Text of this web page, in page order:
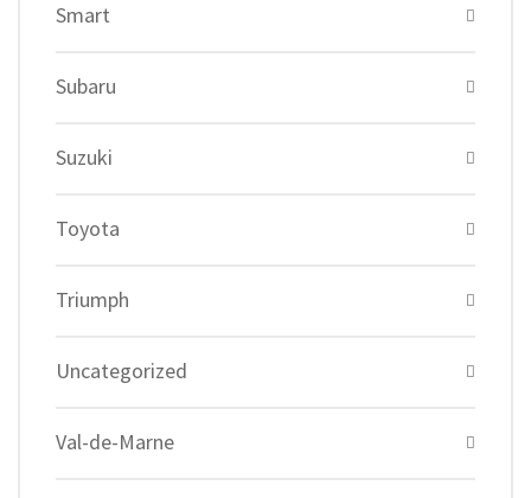
Smart
Subaru
Suzuki
Toyota
Triumph
Uncategorized
Val-de-Marne